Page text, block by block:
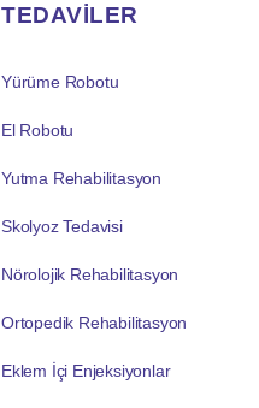
TEDAVİLER
Yürüme Robotu
El Robotu
Yutma Rehabilitasyon
Skolyoz Tedavisi
Nörolojik Rehabilitasyon
Ortopedik Rehabilitasyon
Eklem İçi Enjeksiyonlar